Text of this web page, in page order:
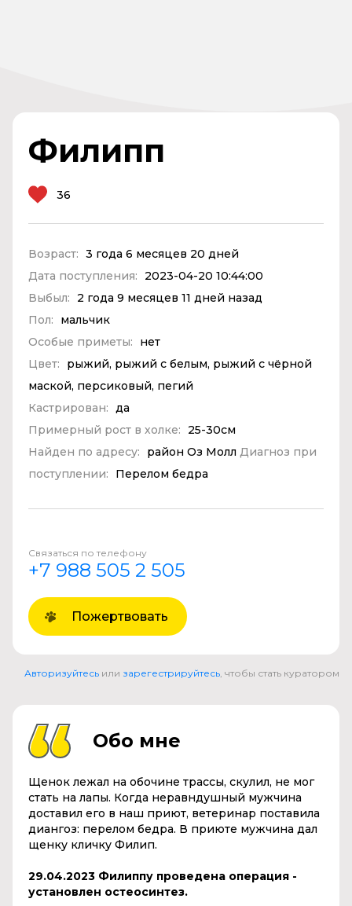
Филипп
36
Возраст: 3 года 6 месяцев 20 дней
Дата поступления:
2023-04-20 10:44:00
Выбыл:
2 года 9 месяцев 11 дней назад
Пол:
мальчик
Особые приметы:
нет
Цвет:
рыжий, рыжий с белым, рыжий с чёрной
маской, персиковый, пегий
Кастрирован: да
Примерный рост в холке:
25-30см
Найден по адресу:
район Оз Молл Диагноз при
поступлении:
Перелом бедра
Связаться по телефону
+7 988 505 2 505
Пожертвовать
Авторизуйтесь или зарегестрируйтесь , чтобы стать куратором
Обо мне
Щенок лежал на обочине трассы, скулил, не мог
стать на лапы. Когда неравндушный мужчина
доставил его в наш приют, ветеринар поставила
диангоз: перелом бедра. В приюте мужчина дал
щенку кличку Филип.
29.04.2023 Филиппу проведена операция -
установлен остеосинтез.